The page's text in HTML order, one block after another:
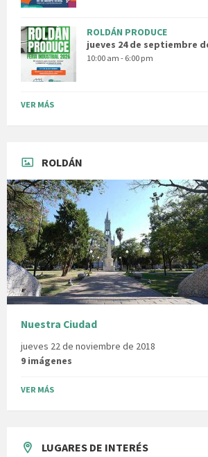
ROLDÁN PRODUCE
jueves 24 de septiembre
10:00 am - 6:00 pm
VER MÁS
ROLDÁN
Nuestra Ciudad
jueves 22 de noviembre de 2018
9 imágenes
VER MÁS
LUGARES DE INTERÉS